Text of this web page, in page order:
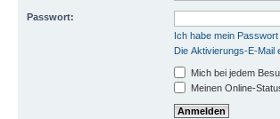
Passwort:
Ich habe mein
Die Aktivierungs-E-Mail
Mich bei jedem
Meinen Online-